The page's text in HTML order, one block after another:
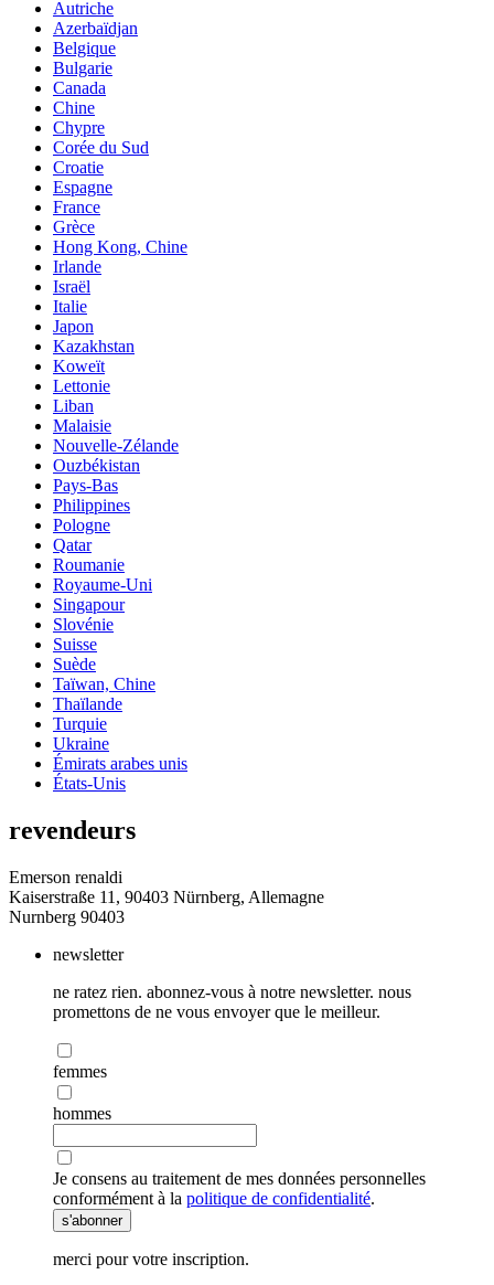
Autriche
Azerbaïdjan
Belgique
Bulgarie
Canada
Chine
Chypre
Corée du Sud
Croatie
Espagne
France
Grèce
Hong Kong, Chine
Irlande
Israël
Italie
Japon
Kazakhstan
Koweït
Lettonie
Liban
Malaisie
Nouvelle-Zélande
Ouzbékistan
Pays-Bas
Philippines
Pologne
Qatar
Roumanie
Royaume-Uni
Singapour
Slovénie
Suisse
Suède
Taïwan, Chine
Thaïlande
Turquie
Ukraine
Émirats arabes unis
États-Unis
revendeurs
Emerson renaldi
Kaiserstraße 11, 90403 Nürnberg, Allemagne
Nurnberg 90403
newsletter
ne ratez rien. abonnez-vous à notre newsletter. nous
promettons de ne vous envoyer que le meilleur.
femmes
hommes
Je consens au traitement de mes données personnelles
conformément à la politique de confidentialité.
s'abonner
merci pour votre inscription.